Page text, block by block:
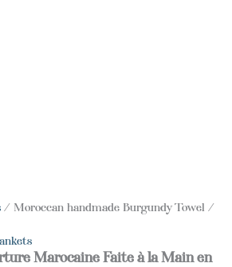
/ Moroccan handmade Burgundy Towel /
Marocaine Faite à la Main en